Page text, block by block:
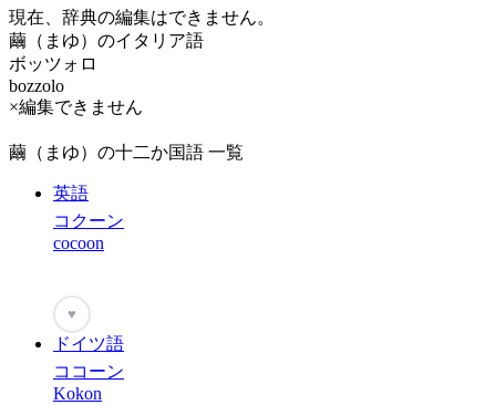
現在、辞典の編集はできません。
繭（まゆ）のイタリア語
ボッツォロ
bozzolo
×編集できません
繭（まゆ）の十二か国語 一覧
英語
コクーン
cocoon
♥
ドイツ語
ココーン
Kokon